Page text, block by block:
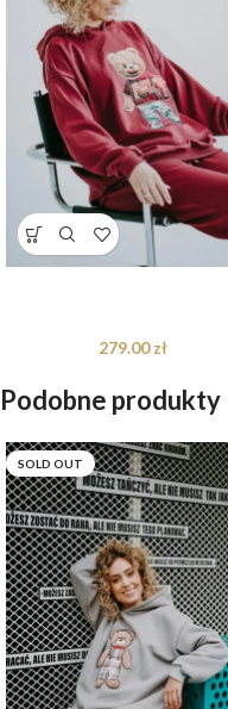
279.00zł
Podobne produkty
SOLD OUT